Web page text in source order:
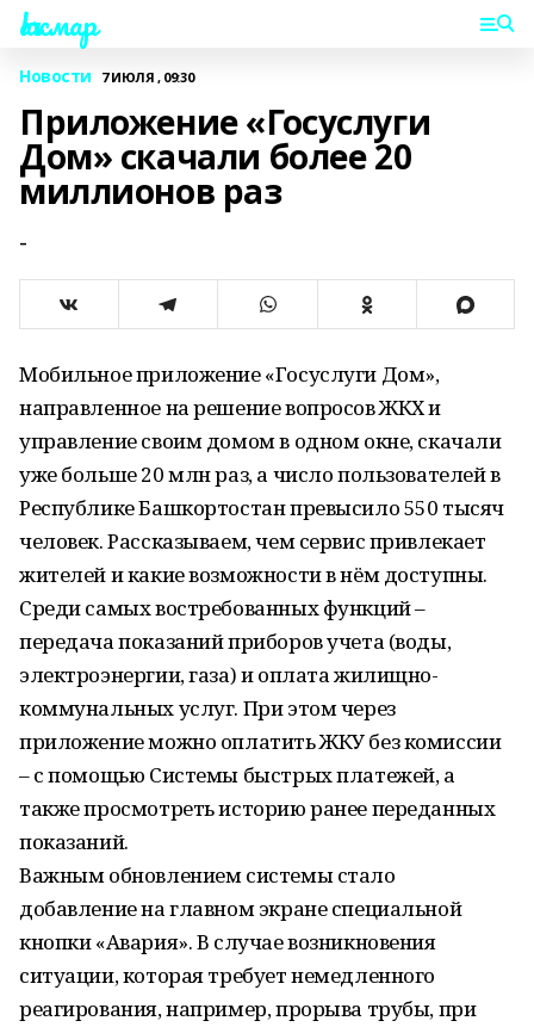
Һаҡмар
Новости 7 ИЮЛЯ , 09:30
Приложение «Госуслуги
Дом» скачали более 20
миллионов раз
-
Мобильное приложение «Госуслуги Дом»,
направленное на решение вопросов ЖКХ и
управление своим домом в одном окне, скачали
уже больше 20 млн раз, а число пользователей в
Республике Башкортостан превысило 550 тысяч
человек. Рассказываем, чем сервис привлекает
жителей и какие возможности в нём доступны.
Среди самых востребованных функций –
передача показаний приборов учета (воды,
электроэнергии, газа) и оплата жилищно-
коммунальных услуг. При этом через
приложение можно оплатить ЖКУ без комиссии
– с помощью Системы быстрых платежей, а
также просмотреть историю ранее переданных
показаний.
Важным обновлением системы стало
добавление на главном экране специальной
кнопки «Авария». В случае возникновения
ситуации, которая требует немедленного
реагирования, например, прорыва трубы, при